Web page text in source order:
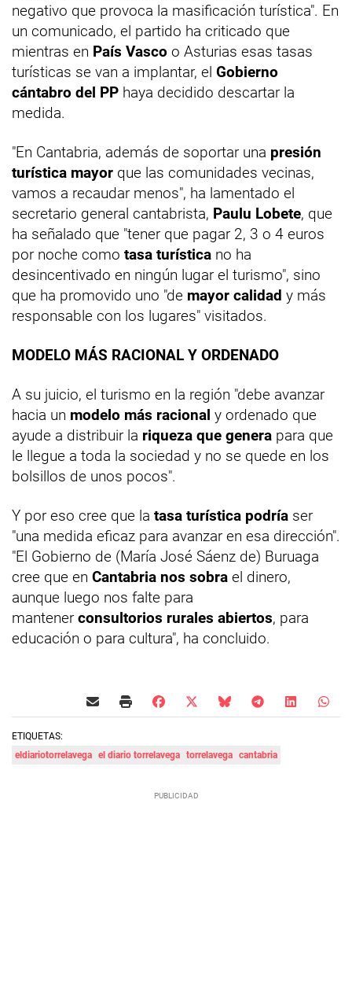
negativo que provoca la masificación turística". En
un comunicado, el partido ha criticado que
mientras en País Vasco o Asturias esas tasas
turísticas se van a implantar, el Gobierno
cántabro del PP haya decidido descartar la
medida.
"En Cantabria, además de soportar una presión
turística mayor que las comunidades vecinas,
vamos a recaudar menos", ha lamentado el
secretario general cantabrista, Paulu Lobete, que
ha señalado que "tener que pagar 2, 3 o 4 euros
por noche como tasa turística no ha
desincentivado en ningún lugar el turismo", sino
que ha promovido uno "de mayor calidad y más
responsable con los lugares" visitados.
MODELO MÁS RACIONAL Y ORDENADO
A su juicio, el turismo en la región "debe avanzar
hacia un modelo más racional y ordenado que
ayude a distribuir la riqueza que genera para que
le llegue a toda la sociedad y no se quede en los
bolsillos de unos pocos".
Y por eso cree que la tasa turística podría ser
"una medida eficaz para avanzar en esa dirección".
"El Gobierno de (María José Sáenz de) Buruaga
cree que en Cantabria nos sobra el dinero,
aunque luego nos falte para
mantener consultorios rurales abiertos, para
educación o para cultura", ha concluido.
ETIQUETAS:
eldiariotorrelavega el diario torrelavega torrelavega cantabria